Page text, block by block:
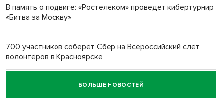
В память о подвиге: «Ростелеком» проведет кибертурнир
«Битва за Москву»
700 участников соберёт Сбер на Всероссийский слёт
волонтёров в Красноярске
Честный выбор: видеонаблюдение обеспечит
объективность результатов ЕДГ в Новосибирской
БОЛЬШЕ НОВОСТЕЙ